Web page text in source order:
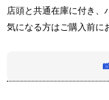
店頭と共通在庫に付き、
気になる方はご購入前に